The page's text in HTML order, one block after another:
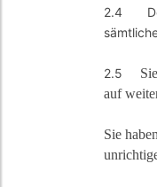
2.4 Der
2.5
auf
Sie